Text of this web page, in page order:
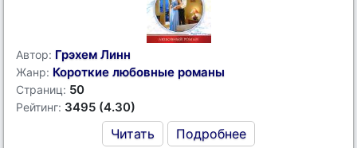
Автор: Грэхем Линн
Жанр: Короткие любовные романы
Страниц: 50
Рейтинг: 3495 (4.30)
Читать Подробнее